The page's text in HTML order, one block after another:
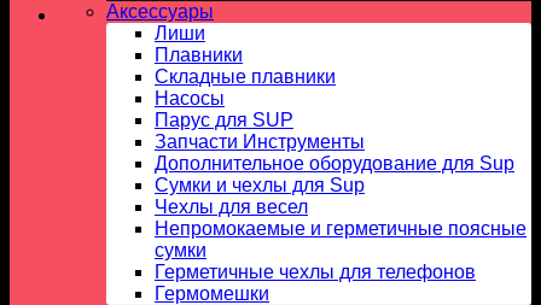
Аксессуары
Лиши
Плавники
Складные плавники
Насосы
Парус для SUP
Запчасти Инструменты
Дополнительное оборудование для Sup
Сумки и чехлы для Sup
Чехлы для весел
Непромокаемые и герметичные поясные
сумки
Герметичные чехлы для телефонов
Гермомешки